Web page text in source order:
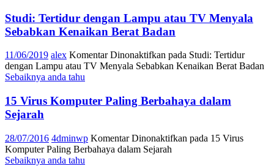
Studi: Tertidur dengan Lampu atau TV Menyala
Sebabkan Kenaikan Berat Badan
11/06/2019 alex Komentar Dinonaktifkan pada Studi: Tertidur
dengan Lampu atau TV Menyala Sebabkan Kenaikan Berat Badan
Sebaiknya anda tahu
15 Virus Komputer Paling Berbahaya dalam
Sejarah
28/07/2016 4dminwp Komentar Dinonaktifkan pada 15 Virus
Komputer Paling Berbahaya dalam Sejarah
Sebaiknya anda tahu